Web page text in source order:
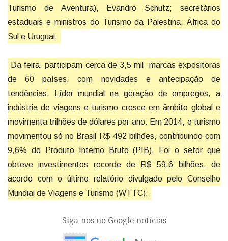
Turismo de Aventura), Evandro Schütz; secretários
estaduais e ministros do Turismo da Palestina, África do
Sul e Uruguai.
Da feira, participam cerca de 3,5 mil marcas expositoras
de 60 países, com novidades e antecipação de
tendências. Líder mundial na geração de empregos, a
indústria de viagens e turismo cresce em âmbito global e
movimenta trilhões de dólares por ano. Em 2014, o turismo
movimentou só no Brasil R$ 492 bilhões, contribuindo com
9,6% do Produto Interno Bruto (PIB). Foi o setor que
obteve investimentos recorde de R$ 59,6 bilhões, de
acordo com o último relatório divulgado pelo Conselho
Mundial de Viagens e Turismo (WTTC).
Siga-nos no Google notícias